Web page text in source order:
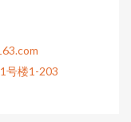
号楼1-203